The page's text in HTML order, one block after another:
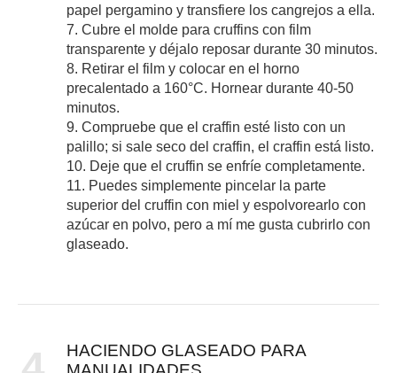
papel pergamino y transfiere los cangrejos a ella.
7. Cubre el molde para cruffins con film
transparente y déjalo reposar durante 30 minutos.
8. Retirar el film y colocar en el horno
precalentado a 160°C. Hornear durante 40-50
minutos.
9. Compruebe que el craffin esté listo con un
palillo; si sale seco del craffin, el craffin está listo.
10. Deje que el cruffin se enfríe completamente.
11. Puedes simplemente pincelar la parte
superior del cruffin con miel y espolvorearlo con
azúcar en polvo, pero a mí me gusta cubrirlo con
glaseado.
HACIENDO GLASEADO PARA